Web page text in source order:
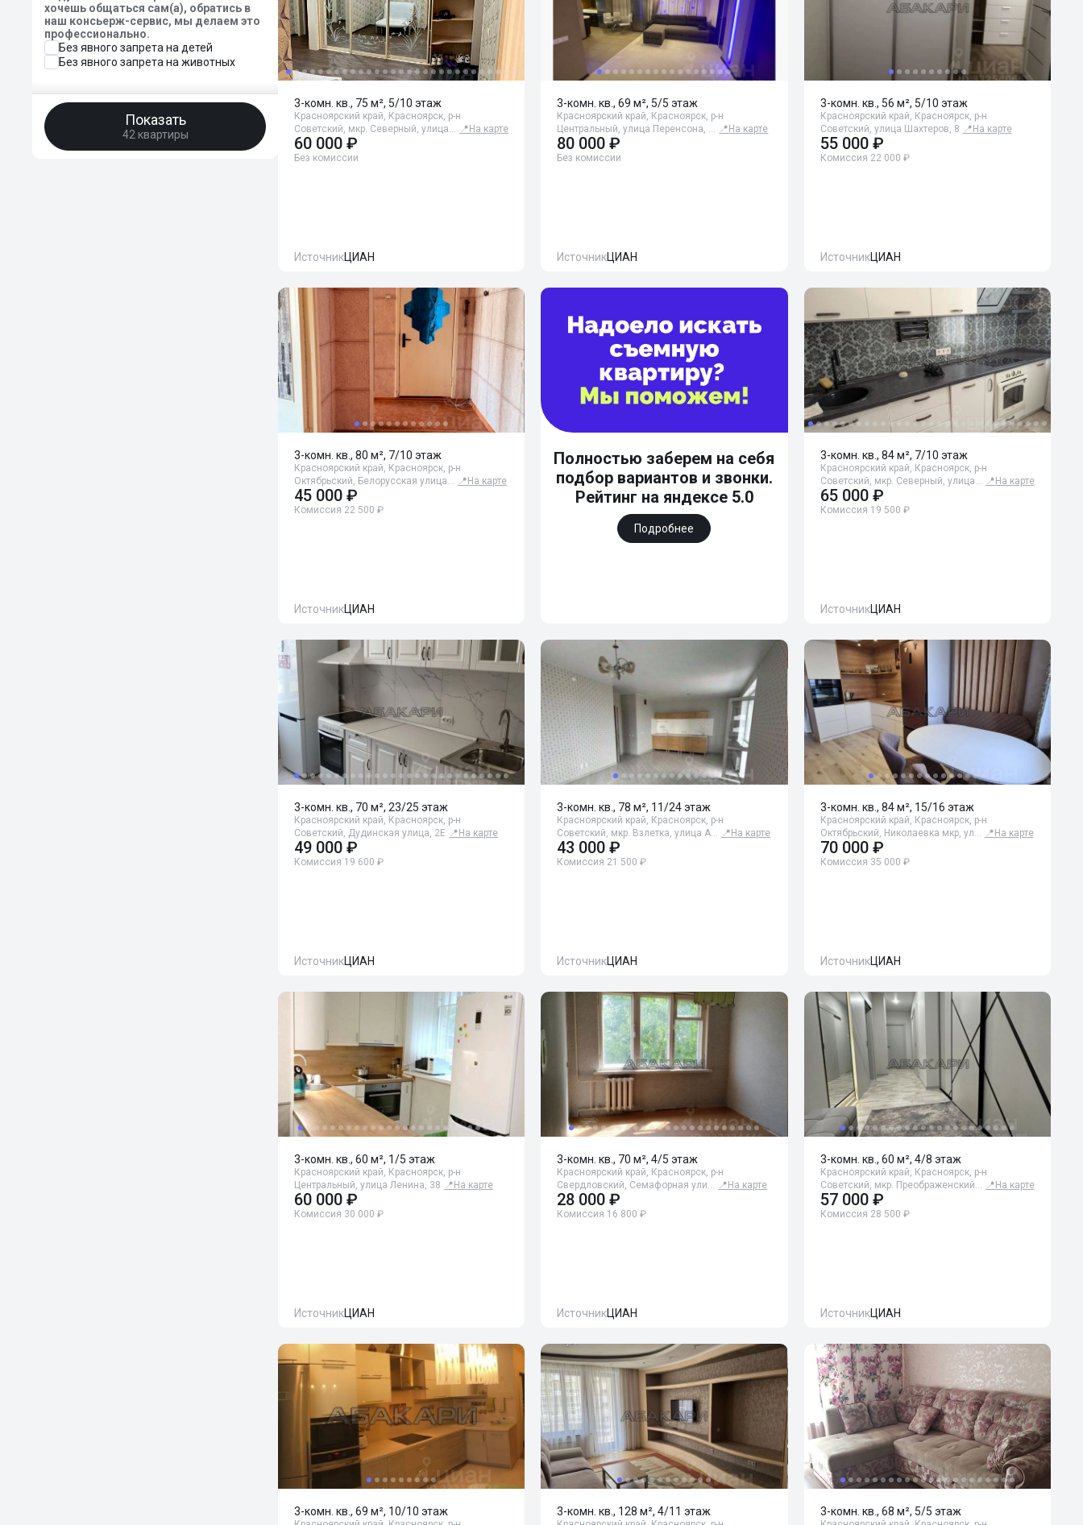
хочешь общаться сам(а), обратись в
наш консьерж-сервис, мы делаем это
профессионально.
Без явного запрета на детей
Без явного запрета на животных
Показать
42 квартиры
3-комн. кв., 75 м², 5/10 этаж
Красноярский край, Красноярск, р-н
Советский, мкр. Северный, улица… 📍 На карте
60 000 ₽
Без комиссии
ИсточникЦИАН
3-комн. кв., 69 м², 5/5 этаж
Красноярский край, Красноярск, р-н
Центральный, улица Перенсона, … 📍 На карте
80 000 ₽
Без комиссии
ИсточникЦИАН
3-комн. кв., 56 м², 5/10 этаж
Красноярский край, Красноярск, р-н
Советский, улица Шахтеров, 8 📍 На карте
55 000 ₽
Комиссия 22 000 ₽
ИсточникЦИАН
3-комн. кв., 80 м², 7/10 этаж
Красноярский край, Красноярск, р-н
Октябрьский, Белорусская улица… 📍 На карте
45 000 ₽
Комиссия 22 500 ₽
ИсточникЦИАН
Полностью заберем на себя
подбор вариантов и звонки.
Рейтинг на яндексе 5.0
Подробнее
3-комн. кв., 84 м², 7/10 этаж
Красноярский край, Красноярск, р-н
Советский, мкр. Северный, улица… 📍 На карте
65 000 ₽
Комиссия 19 500 ₽
ИсточникЦИАН
3-комн. кв., 70 м², 23/25 этаж
Красноярский край, Красноярск, р-н
Советский, Дудинская улица, 2Е 📍 На карте
49 000 ₽
Комиссия 19 600 ₽
ИсточникЦИАН
3-комн. кв., 78 м², 11/24 этаж
Красноярский край, Красноярск, р-н
Советский, мкр. Взлетка, улица А… 📍 На карте
43 000 ₽
Комиссия 21 500 ₽
ИсточникЦИАН
3-комн. кв., 84 м², 15/16 этаж
Красноярский край, Красноярск, р-н
Октябрьский, Николаевка мкр, ул… 📍 На карте
70 000 ₽
Комиссия 35 000 ₽
ИсточникЦИАН
3-комн. кв., 60 м², 1/5 этаж
Красноярский край, Красноярск, р-н
Центральный, улица Ленина, 38 📍 На карте
60 000 ₽
Комиссия 30 000 ₽
ИсточникЦИАН
3-комн. кв., 70 м², 4/5 этаж
Красноярский край, Красноярск, р-н
Свердловский, Семафорная ули… 📍 На карте
28 000 ₽
Комиссия 16 800 ₽
ИсточникЦИАН
3-комн. кв., 60 м², 4/8 этаж
Красноярский край, Красноярск, р-н
Советский, мкр. Преображенский… 📍 На карте
57 000 ₽
Комиссия 28 500 ₽
ИсточникЦИАН
3-комн. кв., 69 м², 10/10 этаж 3-комн. кв., 128 м², 4/11 этаж 3-комн. кв., 68 м², 5/5 этаж